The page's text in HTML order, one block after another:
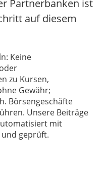
Partnerbanken ist
auf diesem
Keine
zu Kursen,
Gewähr;
Börsengeschäfte
Unsere Beiträge
mit
geprüft.